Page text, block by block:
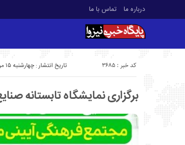
درباره ما تماس با ما
تاریخ انتشار : چهارشنبه ۱۵ مرداد ۱۴۰۴ - ۷:۰۵ کد خبر : 3685
برگزاری نمایشگاه تابستانه